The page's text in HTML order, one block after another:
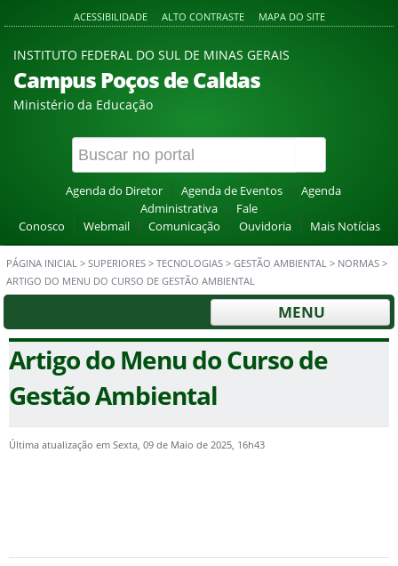
ACESSIBILIDADE ALTO CONTRASTE MAPA DO SITE
INSTITUTO FEDERAL DO SUL DE MINAS GERAIS
Campus Poços de Caldas
Ministério da Educação
Agenda do Diretor Agenda de Eventos
Agenda
Administrativa
Fale
Conosco
Webmail Comunicação Ouvidoria Mais Notícias
PÁGINA INICIAL > SUPERIORES > TECNOLOGIAS > GESTÃO AMBIENTAL > NORMAS >
ARTIGO DO MENU DO CURSO DE GESTÃO AMBIENTAL
MENU
Artigo do Menu do Curso de
Gestão Ambiental
Última atualização em Sexta, 09 de Maio de 2025, 16h43